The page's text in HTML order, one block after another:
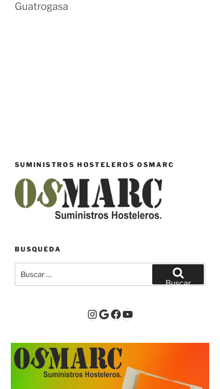
Guatrogasa
SUMINISTROS HOSTELEROS OSMARC
BUSQUEDA
por:
Buscar
Instagram
Google
Facebook
YouTube